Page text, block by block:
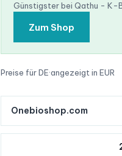
Günstigster bei Qathu - K-
Zum Shop
Preise für DE·angezeigt in EUR
Onebioshop.com